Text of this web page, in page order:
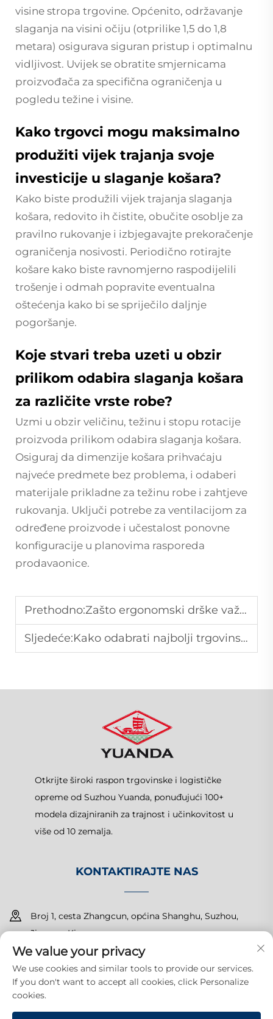
visine stropa trgovine. Općenito, održavanje
slaganja na visini očiju (otprilike 1,5 do 1,8
metara) osigurava siguran pristup i optimalnu
vidljivost. Uvijek se obratite smjernicama
proizvođača za specifična ograničenja u
pogledu težine i visine.
Kako trgovci mogu maksimalno
produžiti vijek trajanja svoje
investicije u slaganje košara?
Kako biste produžili vijek trajanja slaganja
košara, redovito ih čistite, obučite osoblje za
pravilno rukovanje i izbjegavajte prekoračenje
ograničenja nosivosti. Periodično rotirajte
košare kako biste ravnomjerno raspodijelili
trošenje i odmah popravite eventualna
oštećenja kako bi se spriječilo daljnje
pogoršanje.
Koje stvari treba uzeti u obzir
prilikom odabira slaganja košara
za različite vrste robe?
Uzmi u obzir veličinu, težinu i stopu rotacije
proizvoda prilikom odabira slaganja košara.
Osiguraj da dimenzije košara prihvaćaju
najveće predmete bez problema, i odaberi
materijale prikladne za težinu robe i zahtjeve
rukovanja. Uključi potrebe za ventilacijom za
određene proizvode i učestalost ponovne
konfiguracije u planovima rasporeda
prodavaonice.
Prethodno:Zašto ergonomski drške važe u košarama za kupnju
Sljedeće:Kako odabrati najbolji trgovinski viličar za maloprodaju
Otkrijte široki raspon trgovinske i logističke
opreme od Suzhou Yuanda, ponuđujući 100+
modela dizajniranih za trajnost i učinkovitost u
više od 10 zemalja.
KONTAKTIRAJTE NAS
Broj 1, cesta Zhangcun, općina Shanghu, Suzhou,
Jiangsu, Kina
+86-15150179453
[email protected]
We value your privacy
We use cookies and similar tools to provide our services.
If you don't want to accept all cookies, click Personalize
cookies.